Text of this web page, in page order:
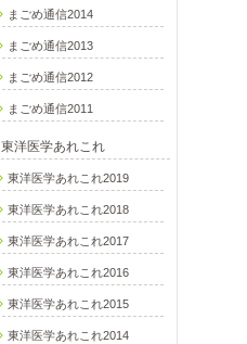
まごめ通信2014
まごめ通信2013
まごめ通信2012
まごめ通信2011
東洋医学あれこれ
東洋医学あれこれ2019
東洋医学あれこれ2018
東洋医学あれこれ2017
東洋医学あれこれ2016
東洋医学あれこれ2015
東洋医学あれこれ2014